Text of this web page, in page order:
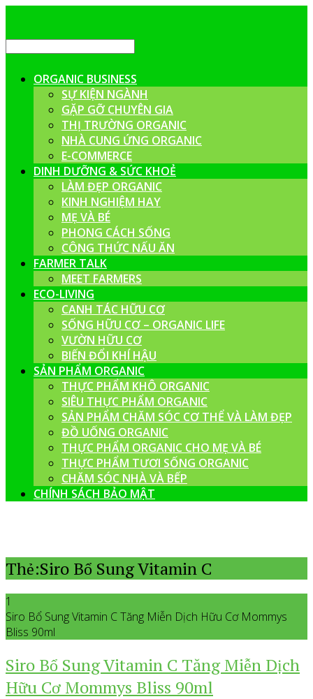
ORGANIC BUSINESS
SỰ KIỆN NGÀNH
GẶP GỠ CHUYÊN GIA
THỊ TRƯỜNG ORGANIC
NHÀ CUNG ỨNG ORGANIC
E-COMMERCE
DINH DƯỠNG & SỨC KHOẺ
LÀM ĐẸP ORGANIC
KINH NGHIỆM HAY
MẸ VÀ BÉ
PHONG CÁCH SỐNG
CÔNG THỨC NẤU ĂN
FARMER TALK
MEET FARMERS
ECO-LIVING
CANH TÁC HỮU CƠ
SỐNG HỮU CƠ – ORGANIC LIFE
VƯỜN HỮU CƠ
BIẾN ĐỔI KHÍ HẬU
SẢN PHẨM ORGANIC
THỰC PHẨM KHÔ ORGANIC
SIÊU THỰC PHẨM ORGANIC
SẢN PHẨM CHĂM SÓC CƠ THỂ VÀ LÀM ĐẸP
ĐỒ UỐNG ORGANIC
THỰC PHẨM ORGANIC CHO MẸ VÀ BÉ
THỰC PHẨM TƯƠI SỐNG ORGANIC
CHĂM SÓC NHÀ VÀ BẾP
CHÍNH SÁCH BẢO MẬT
Thẻ:Siro Bổ Sung Vitamin C
1
Siro Bổ Sung Vitamin C Tăng Miễn Dịch Hữu Cơ Mommys
Bliss 90ml
Siro Bổ Sung Vitamin C Tăng Miễn Dịch
Hữu Cơ Mommys Bliss 90ml